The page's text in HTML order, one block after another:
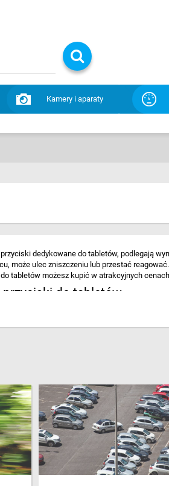
Kamery i aparaty
dedykowane do tabletów, podlegają
może ulec zniszczeniu lub przestać
tabletów możesz kupić w atrakcyjnych
do tabletów
tego tabletu, który posiadasz. Zwróć też
Krzymark
w tym przycisk Home, prezentuje
Home działa lekko i sprawnie. Sprawdź